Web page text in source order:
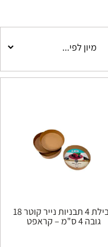
חבילת 4 תבניות נייר קוטר 18
גובה 4 ס"מ – קראפט